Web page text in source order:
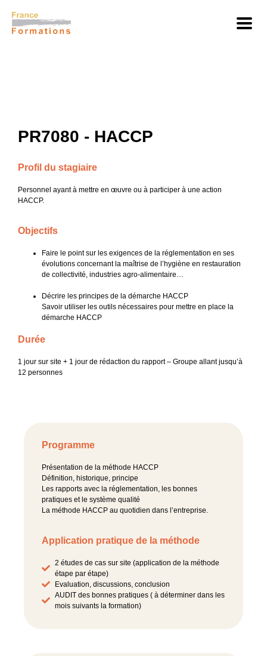
PR7080 - HACCP
Profil du stagiaire
Personnel ayant à mettre en œuvre ou à participer à une action
HACCP.
Objectifs
Faire le point sur les exigences de la réglementation en ses
évolutions concernant la maîtrise de l’hygiène en restauration
de collectivité, industries agro-alimentaire…
Décrire les principes de la démarche HACCP
Savoir utiliser les outils nécessaires pour mettre en place la
démarche HACCP
Durée
1 jour sur site + 1 jour de rédaction du rapport – Groupe allant jusqu’à
12 personnes
Programme
Présentation de la méthode HACCP
Définition, historique, principe
Les rapports avec la réglementation, les bonnes
pratiques et le système qualité
La méthode HACCP au quotidien dans l’entreprise.
Application pratique de la méthode
2 études de cas sur site (application de la méthode
étape par étape)
Evaluation, discussions, conclusion
AUDIT des bonnes pratiques ( à déterminer dans les
mois suivants la formation)